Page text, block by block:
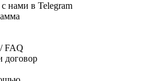
с нами в Telegram
/ FAQ
договор